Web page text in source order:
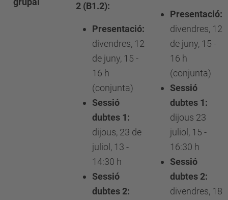
2 (B1.2):
Presentació:
divendres, 12
de juny, 15 -
16 h
(conjunta)
Sessió
dubtes 1:
dijous, 23 de
juliol, 13 -
14:30 h
Sessió
dubtes 2:
Presentació:
divendres, 12
de juny, 15 -
16 h
(conjunta)
Sessió
dubtes 1:
dijous 23
juliol, 15 -
16:30 h
Sessió
dubtes 2:
divendres, 18